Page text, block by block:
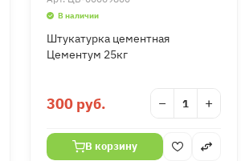
В наличии
Штукатурка цементная
Цементум 25кг
300 руб. − +
В корзину